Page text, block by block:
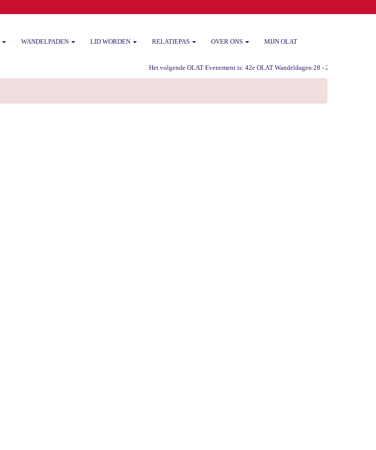
WANDELPADEN LID WORDEN RELATIEPAS OVER ONS MIJN OLAT
Het volgende OLAT Evenement is: 42e OLAT Wandeldagen 28 - 29 -30 augustus